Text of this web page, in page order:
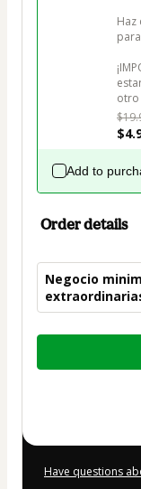
Haz
otro
Add to
Order details
Negocio
Total
Have questions